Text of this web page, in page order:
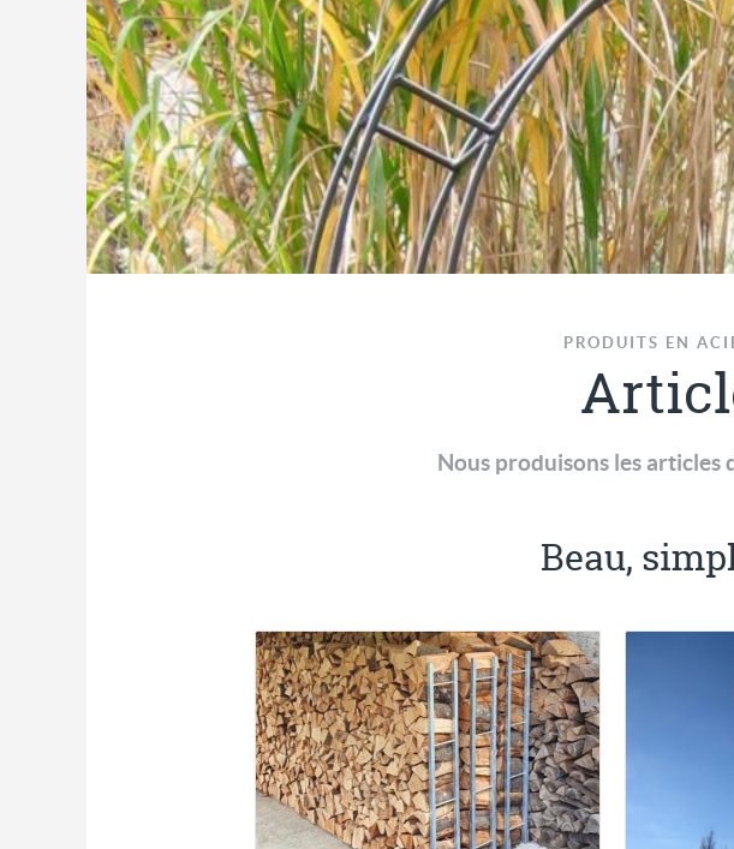
PRODUITS EN
Nous produisons les
Beau,